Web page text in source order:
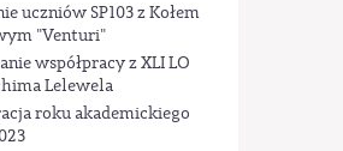
uczniów SP103 z Kołem
"Venturi"
współpracy z XLI LO
Lelewela
roku akademickiego